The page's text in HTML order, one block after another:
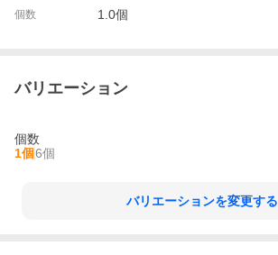
個数 1.0個
バリエーション
個数
1個6個
バリエーションを変更する